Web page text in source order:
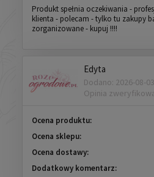
Produkt spełnia oczekiwania -
klienta - polecam - tylko tu zakupy
zorganizowane - kupuj !!!!
Edyta
Dodano: 2026-08-03
Opinia
Ocena produktu:
Ocena sklepu:
Ocena dostawy:
Dodatkowy komentarz: